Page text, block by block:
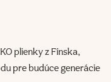
plienky z Fínska,
pre budúce generácie